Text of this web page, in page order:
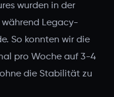
wurden in der
Legacy-
So konnten wir die
pro Woche auf 3-4
die Stabilität zu